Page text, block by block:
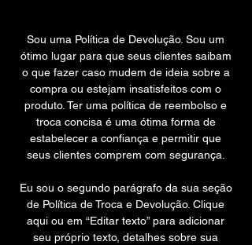
Sou uma Política de Devolução. Sou um
ótimo lugar para que seus clientes saibam
o que fazer caso mudem de ideia sobre a
compra ou estejam insatisfeitos com o
produto. Ter uma política de reembolso e
troca concisa é uma ótima forma de
estabelecer a confiança e permitir que
seus clientes comprem com segurança.
Eu sou o segundo parágrafo da sua seção
de Política de Troca e Devolução. Clique
aqui ou em “Editar texto” para adicionar
seu próprio texto, detalhes sobre sua